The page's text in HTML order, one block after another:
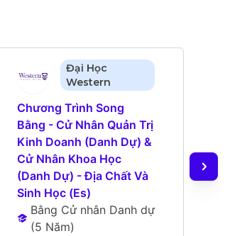
Đại Học
Western
Chương Trình Song
Bằng - Cử Nhân Quản Trị
Kinh Doanh (Danh Dự) &
Cử Nhân Khoa Học
(Danh Dự) - Địa Chất Và
Sinh Học (Es)
Bằng Cử nhân Danh dự
(5 Năm)